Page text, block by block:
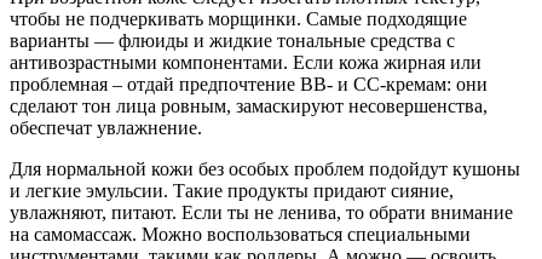
чтобы не подчеркивать морщинки. Самые подходящие
варианты — флюиды и жидкие тональные средства с
антивозрастными компонентами. Если кожа жирная или
проблемная – отдай предпочтение ВВ- и СС-кремам: они
сделают тон лица ровным, замаскируют несовершенства,
обеспечат увлажнение.
Для нормальной кожи без особых проблем подойдут кушоны
и легкие эмульсии. Такие продукты придают сияние,
увлажняют, питают. Если ты не ленива, то обрати внимание
на самомассаж. Можно воспользоваться специальными